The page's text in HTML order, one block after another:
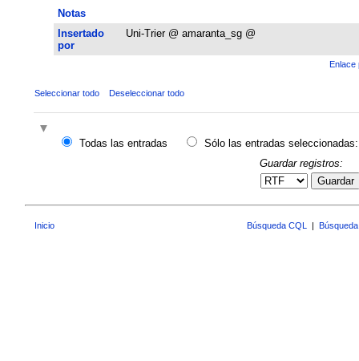
Notas
Insertado
por
Uni-Trier @ amaranta_sg @
Enlace
Seleccionar todo Deseleccionar todo
Todas las entradas
Sólo las entradas seleccionadas:
Guardar registros:
Guardar
Inicio Búsqueda CQL